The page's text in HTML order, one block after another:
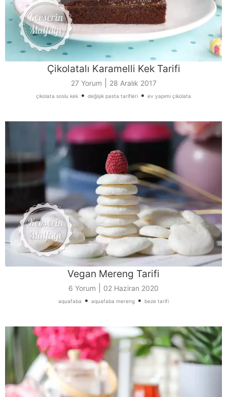
Çikolatalı Karamelli Kek Tarifi
27 Yorum 28 Aralık 2017
çikolata soslu kek • değişik pasta tarifleri • ev yapımı çikolata
Vegan Mereng Tarifi
6 Yorum 02 Haziran 2020
aquafaba • aquafaba mereng • beze tarifi